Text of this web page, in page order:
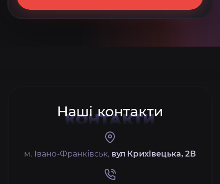
Наші контакти
КОНТАКТИ
м. Івано-Франківськ, вул Крихівецька, 2В